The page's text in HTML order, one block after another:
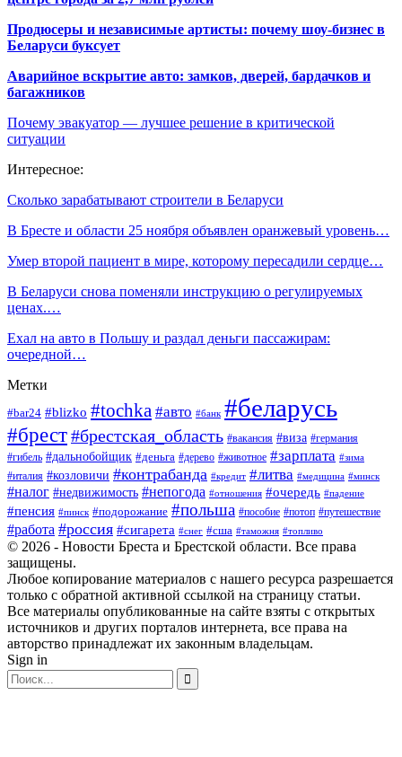
Продюсеры и независимые артисты: почему шоу-бизнес в
Беларуси буксует
Аварийное вскрытие авто: замков, дверей, бардачков и
багажников
Почему эвакуатор — лучшее решение в критической
ситуации
Интересное:
Сколько зарабатывают строители в Беларуси
В Бресте и области 25 ноября объявлен оранжевый уровень…
Умер второй пациент в мире, которому пересадили сердце…
В Беларуси снова поменяли инструкцию о регулируемых
ценах.…
Ехал на авто в Польшу и раздал деньги пассажирам:
очередной…
Метки
#bar24 #blizko #tochka #авто #банк #беларусь
#брест#брестская_область #вакансия #виза #германия
#гибель #дальнобойщик #деньга #дерево #животное #зарплата #зима
#италия #козловичи #контрабанда #кредит #литва #медицина #минск
#налог #недвижимость #непогода #отношения #очередь #падение
#пенсия #пинск #подорожание #польша #пособие #потоп #путешествие
#работа #россия #сигарета #снег #сша #таможня #топливо
© 2026 - Новости Бреста и Брестской области. Все права
защищены.
Любое копирование материалов с нашего ресурса разрешается
только с обратной активной ссылкой на страницу статьи.
Все материалы опубликованные на сайте взяты с открытых
источников и других порталов интернета, все права на
авторство принадлежат их законным владельцам.
Sign in